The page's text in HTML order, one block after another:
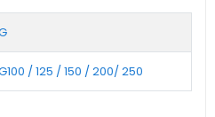
/ 125 / 150 / 200/ 250